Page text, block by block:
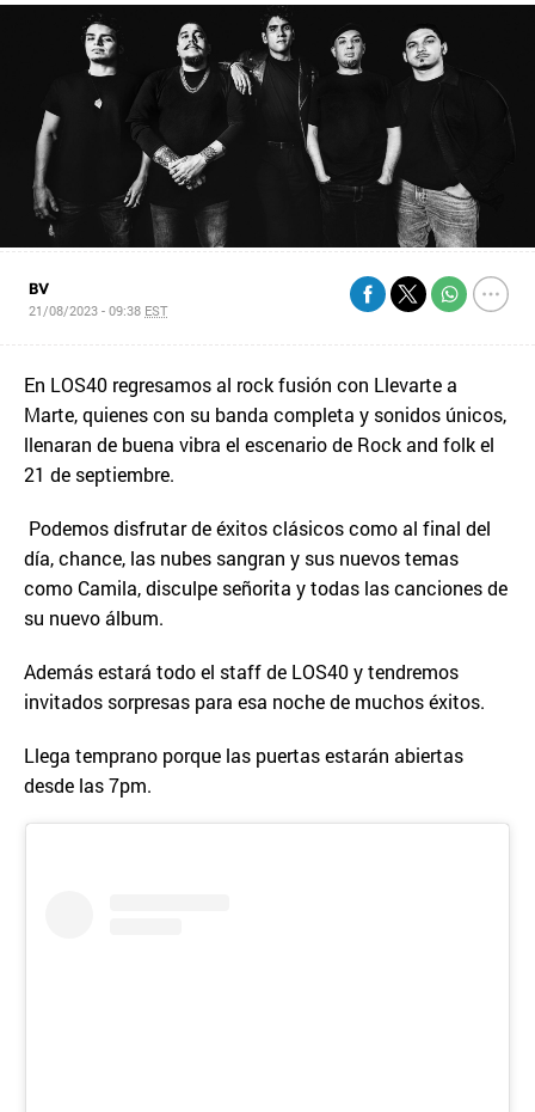
BV
21/08/2023 - 09:38 EST
En LOS40 regresamos al rock fusión con Llevarte a
Marte, quienes con su banda completa y sonidos únicos,
llenaran de buena vibra el escenario de Rock and folk el
21 de septiembre.
Podemos disfrutar de éxitos clásicos como al final del
día, chance, las nubes sangran y sus nuevos temas
como Camila, disculpe señorita y todas las canciones de
su nuevo álbum.
Además estará todo el staff de LOS40 y tendremos
invitados sorpresas para esa noche de muchos éxitos.
Llega temprano porque las puertas estarán abiertas
desde las 7pm.